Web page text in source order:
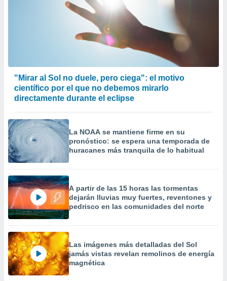
"Mirar al Sol no duele, pero ciega": el motivo
científico por el que no debemos mirarlo
directamente durante el eclipse
La NOAA se mantiene firme en su
pronóstico: se espera una temporada de
huracanes más tranquila de lo habitual
A partir de las 15 horas las tormentas
dejarán lluvias muy fuertes, reventones y
pedrisco en las comunidades del norte
Las imágenes más detalladas del Sol
jamás vistas revelan remolinos de energía
magnética